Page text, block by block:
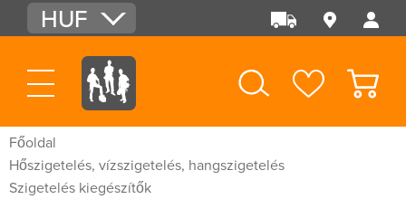
HUF
EUR
USD
Főoldal
Hőszigetelés, vízszigetelés, hangszigetelés
Szigetelés kiegészítők